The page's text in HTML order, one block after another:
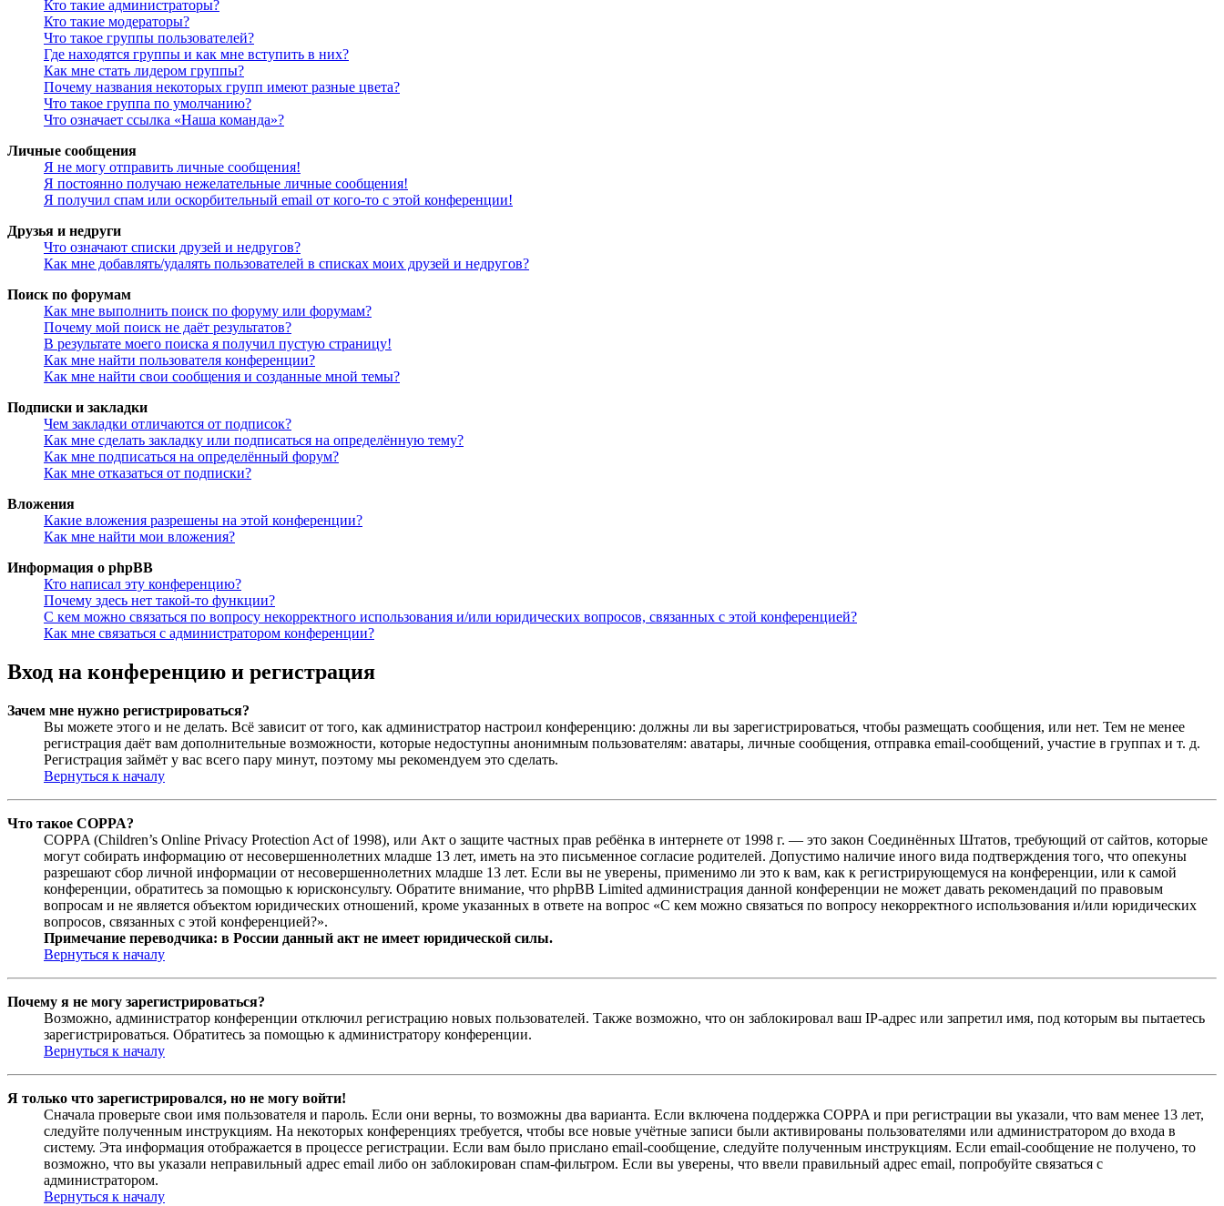
Кто такие администраторы?
Кто такие модераторы?
Что такое группы пользователей?
Где находятся группы и как мне вступить в них?
Как мне стать лидером группы?
Почему названия некоторых групп имеют разные цвета?
Что такое группа по умолчанию?
Что означает ссылка «Наша команда»?
Личные сообщения
Я не могу отправить личные сообщения!
Я постоянно получаю нежелательные личные сообщения!
Я получил спам или оскорбительный email от кого-то с этой конференции!
Друзья и недруги
Что означают списки друзей и недругов?
Как мне добавлять/удалять пользователей в списках моих друзей и недругов?
Поиск по форумам
Как мне выполнить поиск по форуму или форумам?
Почему мой поиск не даёт результатов?
В результате моего поиска я получил пустую страницу!
Как мне найти пользователя конференции?
Как мне найти свои сообщения и созданные мной темы?
Подписки и закладки
Чем закладки отличаются от подписок?
Как мне сделать закладку или подписаться на определённую тему?
Как мне подписаться на определённый форум?
Как мне отказаться от подписки?
Вложения
Какие вложения разрешены на этой конференции?
Как мне найти мои вложения?
Информация о phpBB
Кто написал эту конференцию?
Почему здесь нет такой-то функции?
С кем можно связаться по вопросу некорректного использования и/или юридических вопросов, связанных с этой конференцией?
Как мне связаться с администратором конференции?
Вход на конференцию и регистрация
Зачем мне нужно регистрироваться?
Вы можете этого и не делать. Всё зависит от того, как администратор настроил конференцию: должны ли вы зарегистрироваться, чтобы размещать сообщения, или нет. Тем не менее
регистрация даёт вам дополнительные возможности, которые недоступны анонимным пользователям: аватары, личные сообщения, отправка email-сообщений, участие в группах и т. д.
Регистрация займёт у вас всего пару минут, поэтому мы рекомендуем это сделать.
Вернуться к началу
Что такое COPPA?
COPPA (Children’s Online Privacy Protection Act of 1998), или Акт о защите частных прав ребёнка в интернете от 1998 г. — это закон Соединённых Штатов, требующий от сайтов, которые
могут собирать информацию от несовершеннолетних младше 13 лет, иметь на это письменное согласие родителей. Допустимо наличие иного вида подтверждения того, что опекуны
разрешают сбор личной информации от несовершеннолетних младше 13 лет. Если вы не уверены, применимо ли это к вам, как к регистрирующемуся на конференции, или к самой
конференции, обратитесь за помощью к юрисконсульту. Обратите внимание, что phpBB Limited администрация данной конференции не может давать рекомендаций по правовым
вопросам и не является объектом юридических отношений, кроме указанных в ответе на вопрос «С кем можно связаться по вопросу некорректного использования и/или юридических
вопросов, связанных с этой конференцией?».
Примечание переводчика: в России данный акт не имеет юридической силы.
Вернуться к началу
Почему я не могу зарегистрироваться?
Возможно, администратор конференции отключил регистрацию новых пользователей. Также возможно, что он заблокировал ваш IP-адрес или запретил имя, под которым вы пытаетесь
зарегистрироваться. Обратитесь за помощью к администратору конференции.
Вернуться к началу
Я только что зарегистрировался, но не могу войти!
Сначала проверьте свои имя пользователя и пароль. Если они верны, то возможны два варианта. Если включена поддержка COPPA и при регистрации вы указали, что вам менее 13 лет,
следуйте полученным инструкциям. На некоторых конференциях требуется, чтобы все новые учётные записи были активированы пользователями или администратором до входа в
систему. Эта информация отображается в процессе регистрации. Если вам было прислано email-сообщение, следуйте полученным инструкциям. Если email-сообщение не получено, то
возможно, что вы указали неправильный адрес email либо он заблокирован спам-фильтром. Если вы уверены, что ввели правильный адрес email, попробуйте связаться с
администратором.
Вернуться к началу